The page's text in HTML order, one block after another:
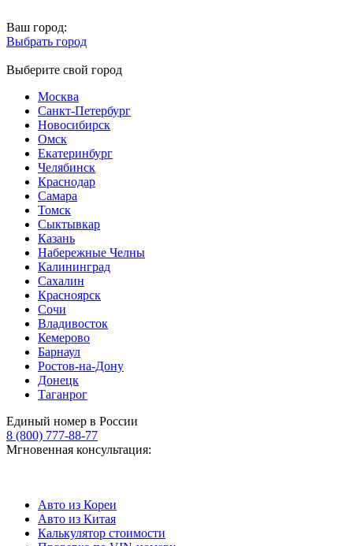
Ваш город:
Выбрать город
Выберите свой город
Москва
Санкт-Петербург
Новосибирск
Омск
Екатеринбург
Челябинск
Краснодар
Самара
Томск
Сыктывкар
Казань
Набережные Челны
Калининград
Сахалин
Красноярск
Сочи
Владивосток
Кемерово
Барнаул
Ростов-на-Дону
Донецк
Таганрог
Единый номер в России
8 (800) 777-88-77
Мгновенная консультация:
Авто из Кореи
Авто из Китая
Калькулятор стоимости